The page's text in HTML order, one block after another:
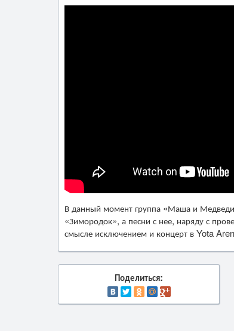
В данный момент группа «Маша и
«Зимородок», а песни с нее, наряду с
смысле исключением и концерт в Yota
Поделиться: